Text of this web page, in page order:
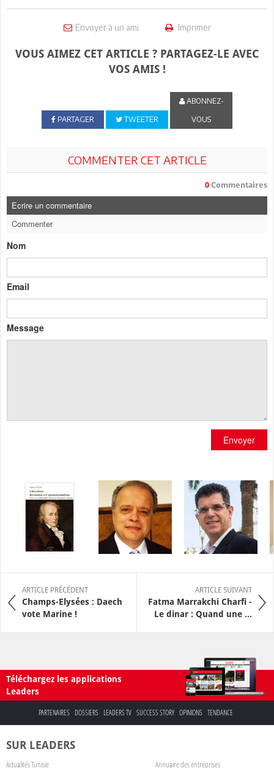
Envoyer à un ami Imprimer
VOUS AIMEZ CET ARTICLE ? PARTAGEZ-LE AVEC
VOS AMIS !
PARTAGER TWEETER
ABONNEZ-
VOUS
COMMENTER CET ARTICLE
0 Commentaires
Ecrire un commentaire
Commenter
Nom
Email
Message
Envoyer
ARTICLE PRÉCÉDENT
Champs-Elysées : Daech
vote Marine !
ARTICLE SUIVANT
Fatma Marrakchi Charfi -
Le dinar : Quand une ...
Téléchargez les applications
Leaders
PARTENAIRES DOSSIERS LEADERS TV SUCCESS STORY OPINIONS TENDANCE
SUR LEADERS
Actualités Tunisie Annuaire des entreprises